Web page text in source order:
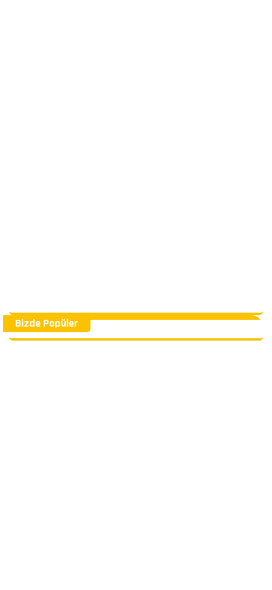
Bizde Popüler